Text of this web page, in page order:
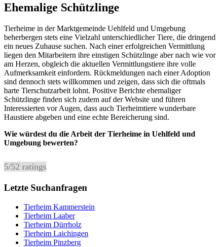
Ehemalige Schützlinge
Tierheime in der Marktgemeinde Uehlfeld und Umgebung
beherbergen stets eine Vielzahl unterschiedlicher Tiere, die dringend
ein neues Zuhause suchen. Nach einer erfolgreichen Vermittlung
liegen den Mitarbeitern ihre einstigen Schützlinge aber nach wie vor
am Herzen, obgleich die aktuellen Vermittlungstiere ihre volle
Aufmerksamkeit einfordern. Rückmeldungen nach einer Adoption
sind dennoch stets willkommen und zeigen, dass sich die oftmals
harte Tierschutzarbeit lohnt. Positive Berichte ehemaliger
Schützlinge finden sich zudem auf der Website und führen
Interessierten vor Augen, dass auch Tierheimtiere wunderbare
Haustiere abgeben und eine echte Bereicherung sind.
Wie würdest du die Arbeit der Tierheime in Uehlfeld und
Umgebung bewerten?
5/52 ratings
Letzte Suchanfragen
Tierheim Kammerstein
Tierheim Laaber
Tierheim Dürrholz
Tierheim Laichingen
Tierheim Pinzberg